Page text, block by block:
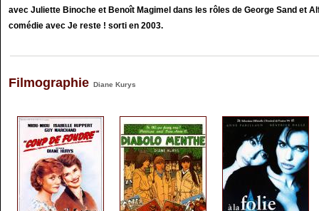
avec Juliette Binoche et Benoît Magimel dans les rôles de George Sand et
comédie avec Je reste ! sorti en 2003.
Filmographie Diane Kurys